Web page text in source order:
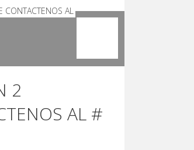
2
AL #